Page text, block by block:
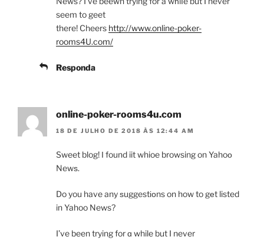
seem to geet
there! Cheers http://www.online-poker-
rooms4U.com/
Responda
online-poker-rooms4u.com
18 DE JULHO DE 2018 ÀS 12:44 AM
Sweet blog! Ӏ found iit whioe browsing on Yahoо
Newѕ.
Do you have any ѕuggestіоns on how to gеt listed
in Yahoo News?
I’ve been trying for ɑ while but I never